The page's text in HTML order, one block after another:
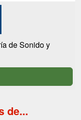
de Sonido y
de...